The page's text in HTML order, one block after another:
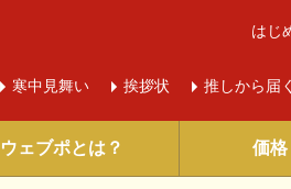
寒中 見舞い 挨拶状 推しから届く
はじ
ウェブポとは？ 価格